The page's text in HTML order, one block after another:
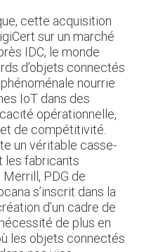
cette acquisition
sur un marché
IDC, le monde
d’objets connectés
nourrie
IoT dans des
opérationnelle,
de compétitivité.
un véritable casse-
les fabricants
Merrill, PDG de
s’inscrit dans la
d’un cadre de
de plus en
les objets connectés